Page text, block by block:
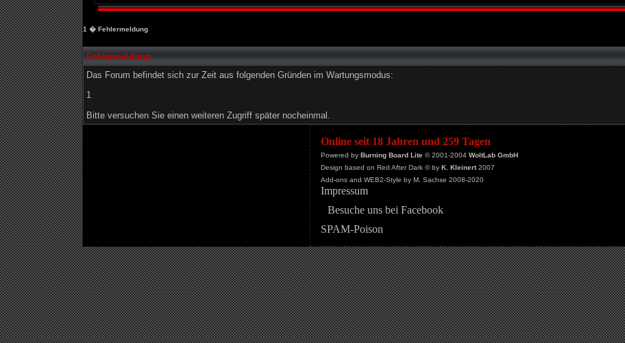
1 � Fehlermeldung
Fehlermeldung
Das Forum befindet sich zur Zeit aus folgenden Gründen im Wartungsmodus:
1
Bitte versuchen Sie einen weiteren Zugriff später nocheinmal.
Online seit 18 Jahren und 259 Tagen
Powered by Burning Board Lite© 2001-2004 WoltLab GmbH
Design based on Red After Dark © by K. Kleinert2007
Add-ons and WEB2-Style by M. Sachse 2008-2020
Impressum
Besuche uns bei Facebook
SPAM-Poison